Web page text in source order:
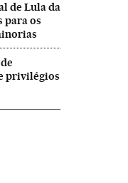
de Lula da
para os
privilégios